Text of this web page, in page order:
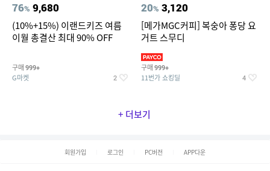
76% 9,680
(10%+15%) 이랜드키즈 여름
이월 총결산 최대 90% OFF
구매 999+
G마켓 2
20% 3,120
[메가MGC커피] 복숭아 퐁당 요
거트 스무디
구매 999+
11번가 쇼킹딜 4
+ 더보기
회원가입 로그인 PC버전 APP다운